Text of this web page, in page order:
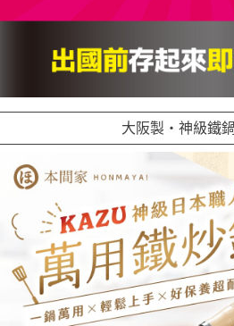
大阪製・神級鐵